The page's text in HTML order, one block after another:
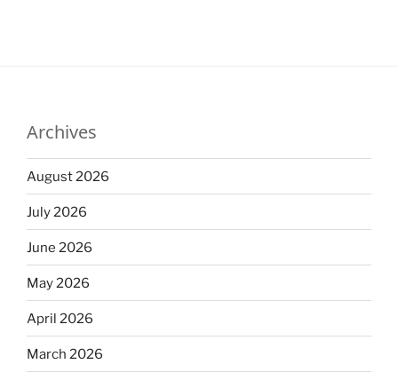
Archives
August 2026
July 2026
June 2026
May 2026
April 2026
March 2026